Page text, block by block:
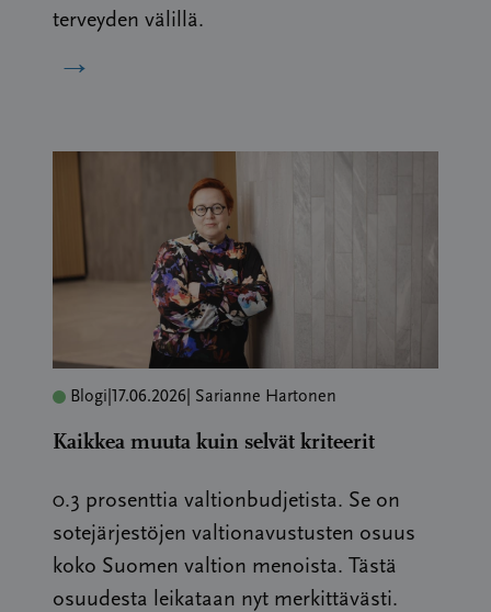
terveyden välillä.
→
Blogi 17.06.2026 | Sarianne Hartonen
Kaikkea muuta kuin selvät kriteerit
0.3 prosenttia valtionbudjetista. Se on
sotejärjestöjen valtionavustusten osuus
koko Suomen valtion menoista. Tästä
osuudesta leikataan nyt merkittävästi.